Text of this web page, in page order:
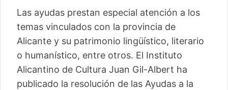
Las ayudas prestan especial atención a los
temas vinculados con la provincia de
Alicante y su patrimonio lingüístico, literario
o humanístico, entre otros. El Instituto
Alicantino de Cultura Juan Gil-Albert ha
publicado la resolución de las Ayudas a la